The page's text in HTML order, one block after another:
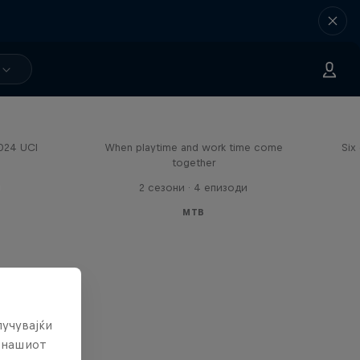
UCI
When playtime and work time come
together
2 сезони · 4 епизоди
MTB
Six
нашиот